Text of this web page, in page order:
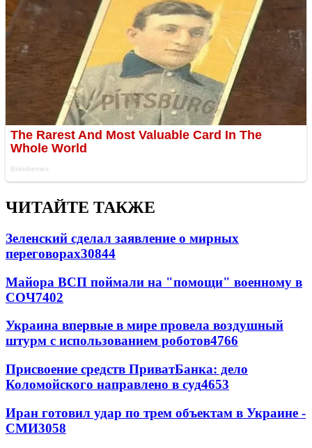
ЧИТАЙТЕ ТАКЖЕ
Зеленский сделал заявление о мирных
переговорах30844
Майора ВСП поймали на "помощи" военному в
СОЧ7402
Украина впервые в мире провела воздушный
штурм с использованием роботов4766
Присвоение средств ПриватБанка: дело
Коломойского направлено в суд4653
Иран готовил удар по трем объектам в Украине -
СМИ3058